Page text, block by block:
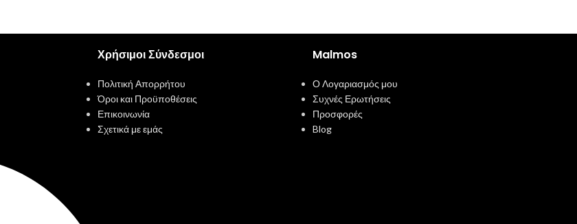
Χρήσιμοι Σύνδεσμοι
Πολιτική Απορρήτου
Όροι και Προϋποθέσεις
Επικοινωνία
Σχετικά με εμάς
Malmos
Ο Λογαριασμός μου
Συχνές Ερωτήσεις
Προσφορές
Blog